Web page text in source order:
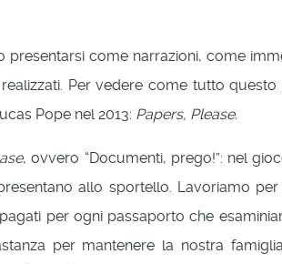
come narrazioni, come
Per vedere come tutto
Pope nel 2013: Papers, Please.
, ovvero “Documenti, prego!”: nel
allo sportello. Lavoriamo
per ogni passaporto che
per mantenere la nostra